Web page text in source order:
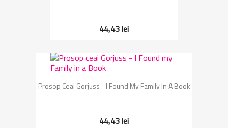
44,43 lei
Prosop Ceai Gorjuss - I Found My Family In A Book
44,43 lei